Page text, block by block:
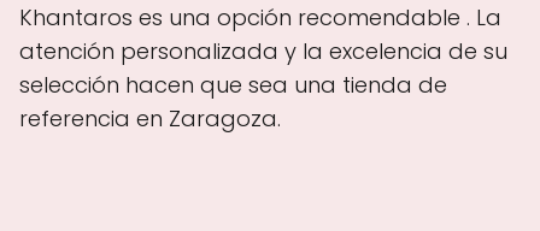
Khantaros es una opción recomendable . La
atención personalizada y la excelencia de su
selección hacen que sea una tienda de
referencia en Zaragoza.